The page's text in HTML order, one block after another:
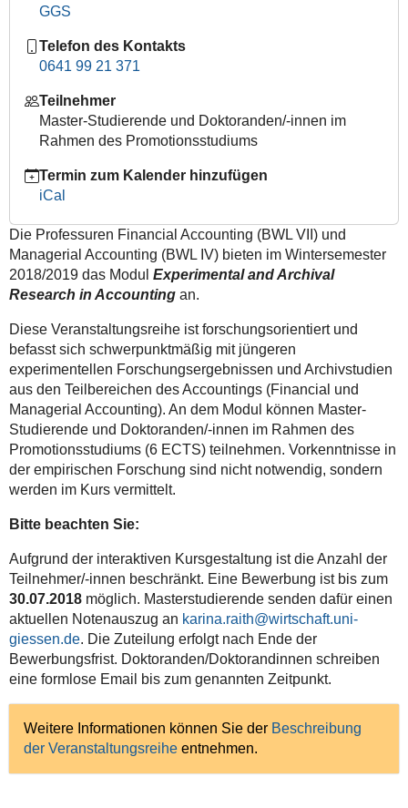
Forschung
2018-
11-
06T13:00:00+01:00
2018-
06T16:00:00+01:00
Veranstaltung
im
Rahmen
der
Veranstaltungsreihe
des
Moduls
im
Master-
und
Promotionsstudium:
Experimental
and
Archival
Research
Accounting
GGS
Telefon des Kontakts
0641 99 21 371
Teilnehmer
Master-Studierende und Doktoranden/-innen im
Rahmen des Promotionsstudiums
Termin zum Kalender hinzufügen
iCal
Die Professuren Financial Accounting (BWL VII) und
Managerial Accounting (BWL IV) bieten im Wintersemester
2018/2019 das Modul Experimental and Archival
Research in Accounting an.
Diese Veranstaltungsreihe ist forschungsorientiert und
befasst sich schwerpunktmäßig mit jüngeren
experimentellen Forschungsergebnissen und Archivstudien
aus den Teilbereichen des Accountings (Financial und
Managerial Accounting). An dem Modul können Master-
Studierende und Doktoranden/-innen im Rahmen des
Promotionsstudiums (6 ECTS) teilnehmen. Vorkenntnisse in
der empirischen Forschung sind nicht notwendig, sondern
werden im Kurs vermittelt.
Bitte beachten Sie:
Aufgrund der interaktiven Kursgestaltung ist die Anzahl der
Teilnehmer/-innen beschränkt. Eine Bewerbung ist bis zum
30.07.2018möglich. Masterstudierende senden dafür einen
aktuellen Notenauszug an karina.raith@wirtschaft.uni-
giessen.de. Die Zuteilung erfolgt nach Ende der
Bewerbungsfrist. Doktoranden/Doktorandinnen schreiben
eine formlose Email bis zum genannten Zeitpunkt.
Weitere Informationen können Sie der Beschreibung
der Veranstaltungsreiheentnehmen.